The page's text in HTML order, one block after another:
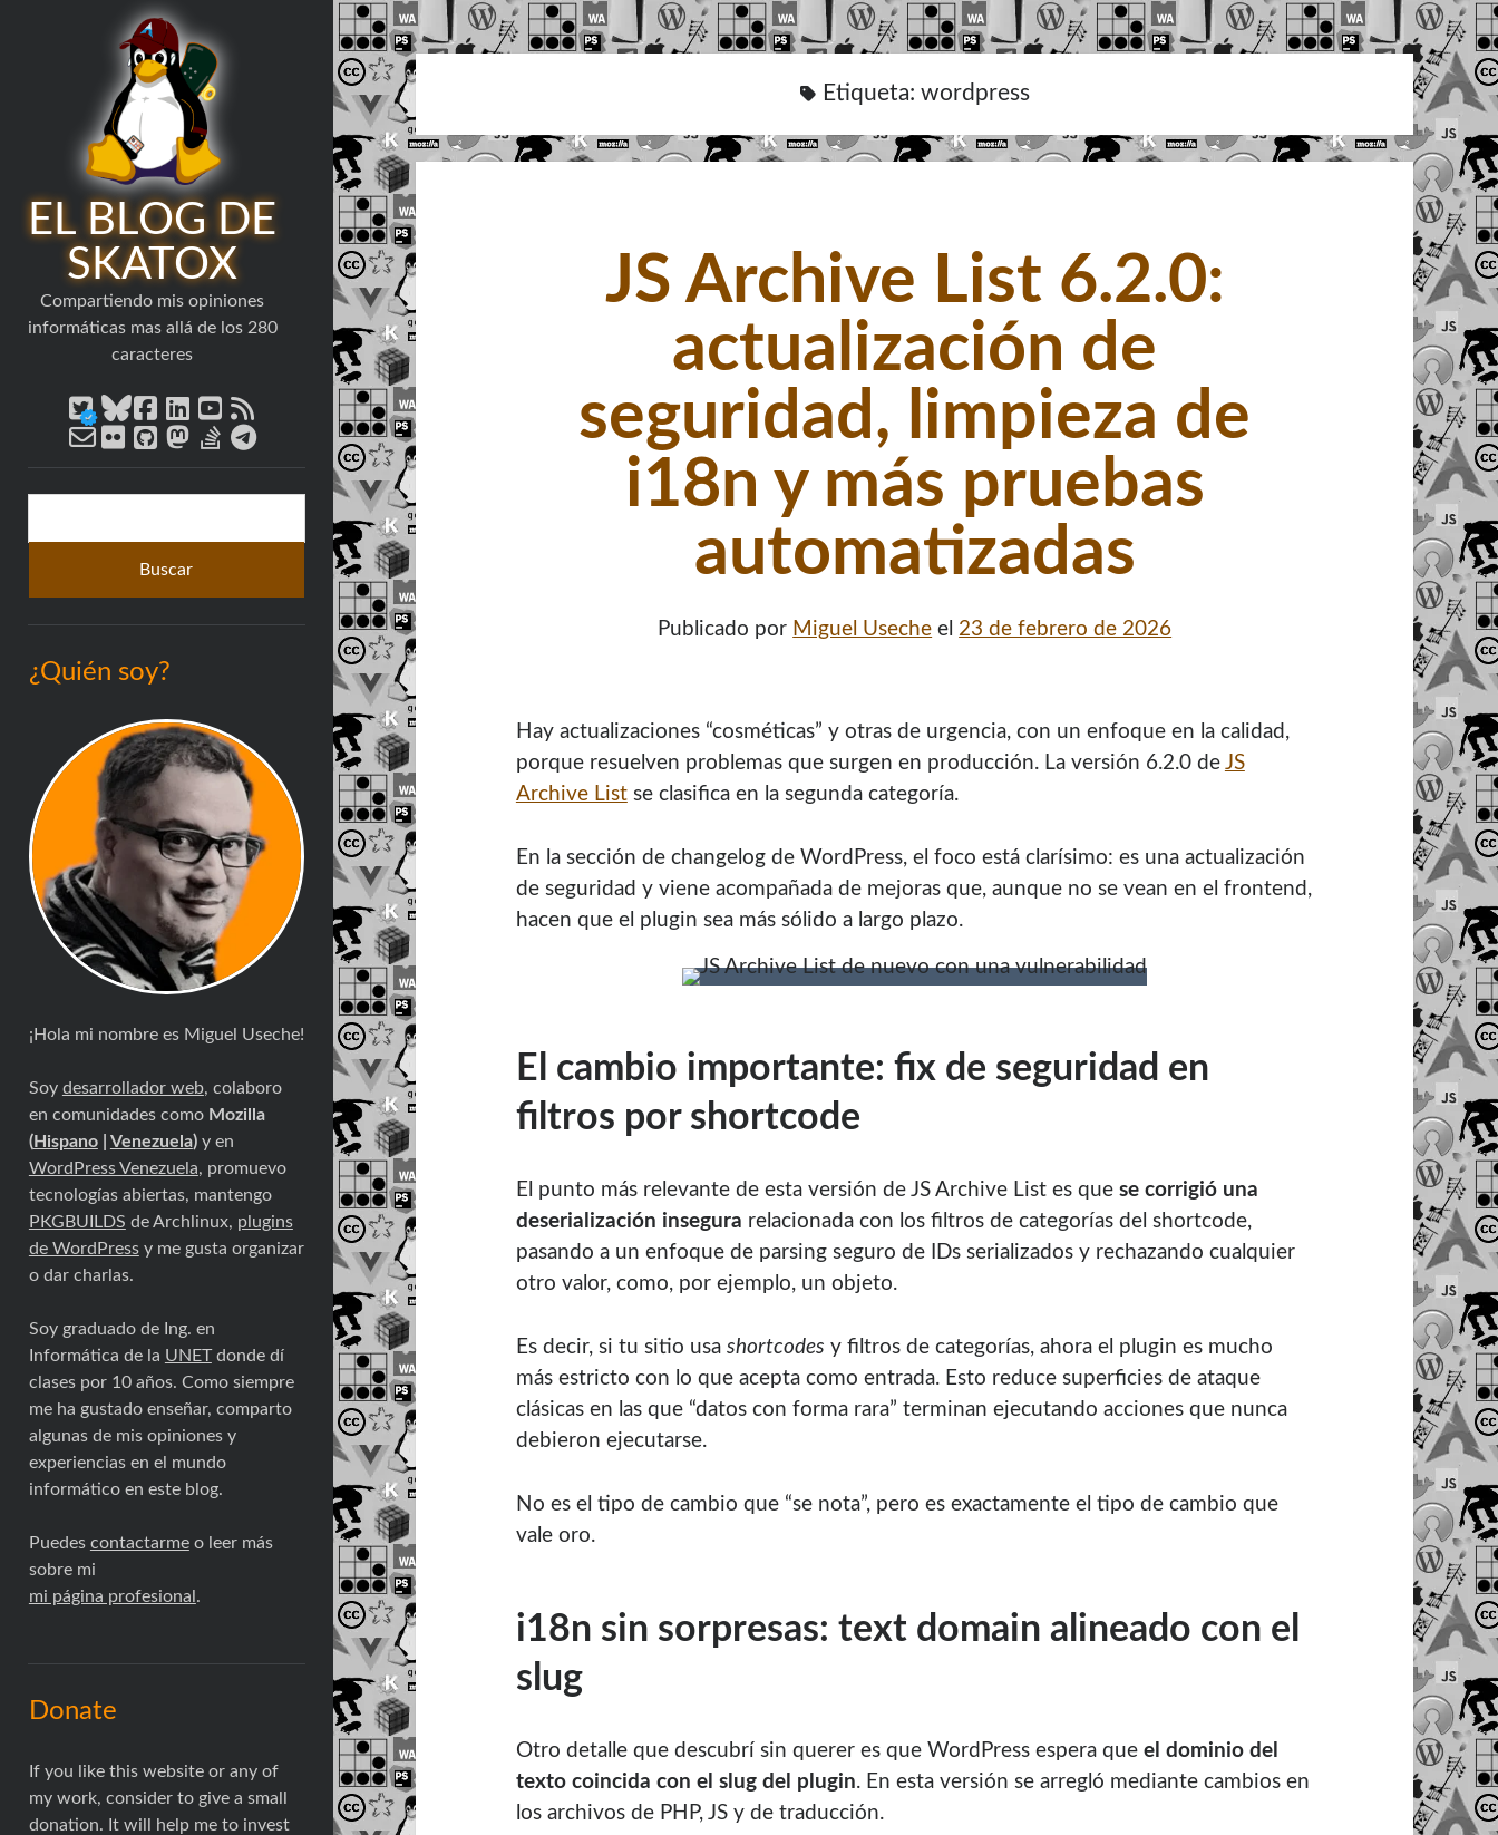
EL BLOG DE
SKATOX
Compartiendo mis opiniones
informáticas mas allá de los 280
caracteres
twitterbluesky
facebook
linkedin
youtube
rss
email-
form
flickrgithubmastodon
stack-
overflow
telegram
Barra
¿Quién soy?
¡Hola mi nombre es Miguel Useche!
Soy desarrollador web, colaboro
en comunidades como Mozilla
(Hispano| Venezuela)y en
WordPress Venezuela, promuevo
tecnologías abiertas, mantengo
PKGBUILDS de Archlinux, plugins
de WordPressy me gusta organizar
o dar charlas.
Soy graduado de Ing. en
Informática de la UNETdonde dí
clases por 10 años. Como siempre
me ha gustado enseñar, comparto
algunas de mis opiniones y
experiencias en el mundo
informático en este blog.
Puedes contactarmeo leer más
sobre mi
mi página profesional .
Donate
If you like this website or any of
my work, consider to give a small
donation. It will help me to invest
Etiqueta: wordpress
JS Archive List 6.2.0:
actualización de
seguridad, limpieza de
i18n y más pruebas
automatizadas
Publicado por Miguel Useche el 23 de febrero de 2026
Hay actualizaciones “cosméticas” y otras de urgencia, con un enfoque en la calidad,
porque resuelven problemas que surgen en producción. La versión 6.2.0 de JS
Archive Listse clasifica en la segunda categoría.
En la sección de changelog de WordPress, el foco está clarísimo: es una actualización
de seguridad y viene acompañada de mejoras que, aunque no se vean en el frontend,
hacen que el plugin sea más sólido a largo plazo.
El cambio importante: fix de seguridad en
filtros por shortcode
El punto más relevante de esta versión de JS Archive List es que se corrigió una
deserialización insegura relacionada con los filtros de categorías del shortcode,
pasando a un enfoque de parsing seguro de IDs serializados y rechazando cualquier
otro valor, como, por ejemplo, un objeto.
Es decir, si tu sitio usa shortcodes y filtros de categorías, ahora el plugin es mucho
más estricto con lo que acepta como entrada. Esto reduce superficies de ataque
clásicas en las que “datos con forma rara” terminan ejecutando acciones que nunca
debieron ejecutarse.
No es el tipo de cambio que “se nota”, pero es exactamente el tipo de cambio que
vale oro.
i18n sin sorpresas: text domain alineado con el
slug
Otro detalle que descubrí sin querer es que WordPress espera que el dominio del
texto coincida con el slug del plugin. En esta versión se arregló mediante cambios en
los archivos de PHP, JS y de traducción.